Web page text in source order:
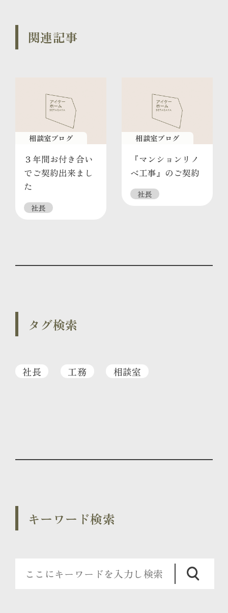
関連記事
相談室ブログ
３年間お付き合い
でご契約出来まし
た
社長
相談室ブログ
『マンションリノ
ベ工事』のご契約
社長
タグ検索
社長 工務 相談室
キーワード検索